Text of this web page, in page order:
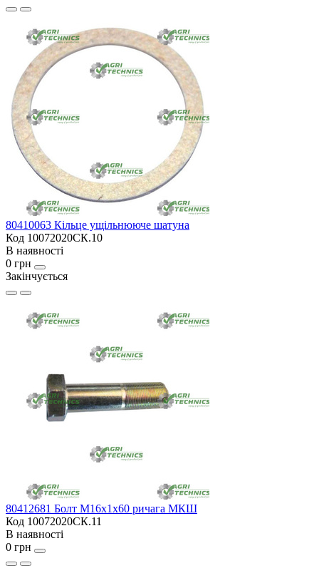
80410063 Кільце ущільнююче шатуна
Код 10072020СК.10
В наявності
0 грн
Закінчується
80412681 Болт М16х1х60 ричага МКШ
Код 10072020СК.11
В наявності
0 грн